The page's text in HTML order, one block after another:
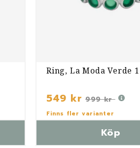
Ring, La Moda Verde
549 kr 999 kr
Finns fler varianter
Köp